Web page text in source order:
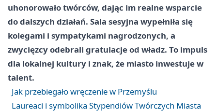
uhonorowało twórców, dając im realne wsparcie
do dalszych działań. Sala sesyjna wypełniła się
kolegami i sympatykami nagrodzonych, a
zwycięzcy odebrali gratulacje od władz. To impuls
dla lokalnej kultury i znak, że miasto inwestuje w
talent.
Jak przebiegało wręczenie w Przemyślu
Laureaci i symbolika Stypendiów Twórczych Miasta